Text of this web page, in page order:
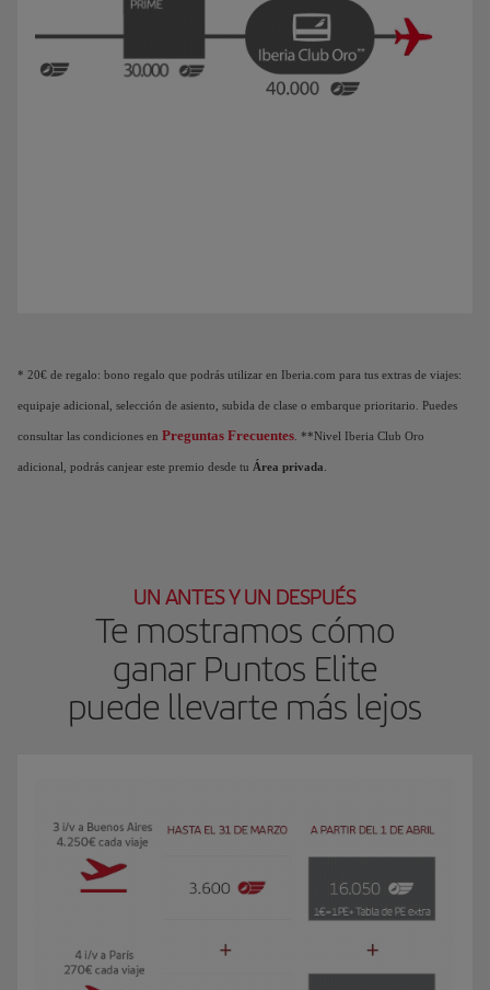
* 20€ de regalo: bono regalo que podrás utilizar en Iberia.com para tus extras de viajes:
equipaje adicional, selección de asiento, subida de clase o embarque prioritario. Puedes
consultar las condiciones en Preguntas Frecuentes . **Nivel Iberia Club Oro
adicional, podrás canjear este premio desde tu Área privada
UN ANTES Y UN DESPUÉS
Te mostramos cómo
ganar Puntos Elite
puede llevarte más lejos